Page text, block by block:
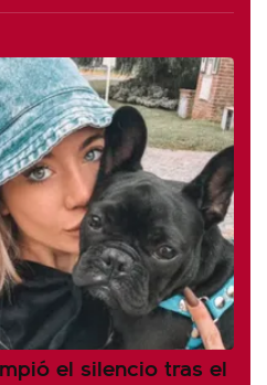
el silencio tras el